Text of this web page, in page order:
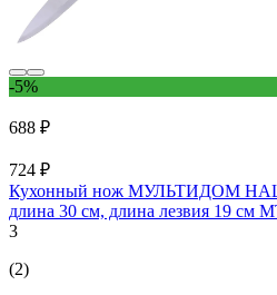
-5%
688 ₽
724 ₽
Кухонный нож МУЛЬТИДОМ
длина 30 см, длина лезвия 19 см
3
(2)